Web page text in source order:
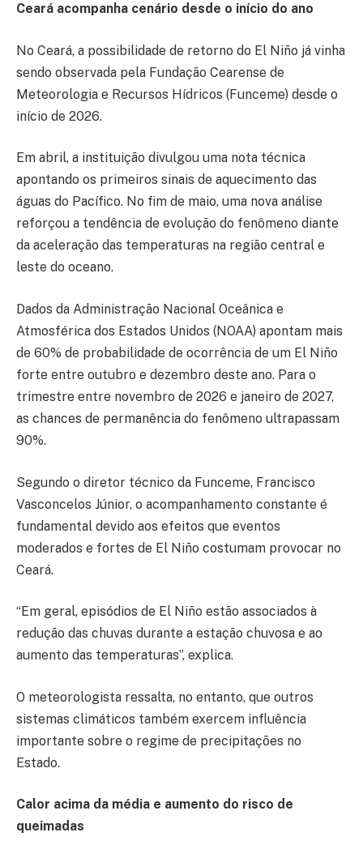
Ceará acompanha cenário desde o início do ano
No Ceará, a possibilidade de retorno do El Niño já vinha
sendo observada pela Fundação Cearense de
Meteorologia e Recursos Hídricos (Funceme) desde o
início de 2026.
Em abril, a instituição divulgou uma nota técnica
apontando os primeiros sinais de aquecimento das
águas do Pacífico. No fim de maio, uma nova análise
reforçou a tendência de evolução do fenômeno diante
da aceleração das temperaturas na região central e
leste do oceano.
Dados da Administração Nacional Oceânica e
Atmosférica dos Estados Unidos (NOAA) apontam mais
de 60% de probabilidade de ocorrência de um El Niño
forte entre outubro e dezembro deste ano. Para o
trimestre entre novembro de 2026 e janeiro de 2027,
as chances de permanência do fenômeno ultrapassam
90%.
Segundo o diretor técnico da Funceme, Francisco
Vasconcelos Júnior, o acompanhamento constante é
fundamental devido aos efeitos que eventos
moderados e fortes de El Niño costumam provocar no
Ceará.
“Em geral, episódios de El Niño estão associados à
redução das chuvas durante a estação chuvosa e ao
aumento das temperaturas”, explica.
O meteorologista ressalta, no entanto, que outros
sistemas climáticos também exercem influência
importante sobre o regime de precipitações no
Estado.
Calor acima da média e aumento do risco de
queimadas